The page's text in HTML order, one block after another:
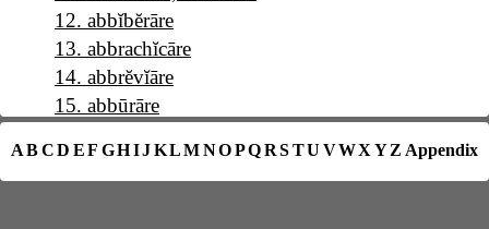
12. abbĭbĕrāre
13. abbrachĭcāre
14. abbrĕvĭāre
15. abbūrāre
17.abĕllāna
A BCD EF GHIJKL MNOPQRSTU VWX YZ Appendix